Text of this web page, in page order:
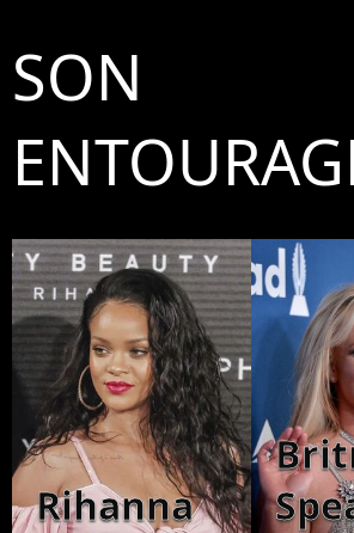
maintenant confiée à LCI
sur son bébé et sur la
compliqué et fatiguant".
SON
Rihanna